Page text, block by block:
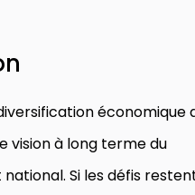
économique
vision à long terme du
Si les défis